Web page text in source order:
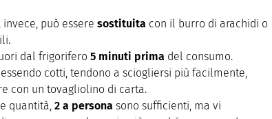
può essere sostituita con il burro di arachidi o
dal frigorifero 5 minuti prima del consumo.
cotti, tendono a sciogliersi più facilmente,
con un tovagliolino di carta.
quantità, 2 a persona sono sufficienti, ma vi